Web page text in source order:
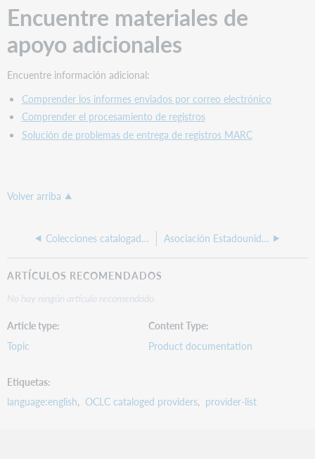
Encuentre materiales de
apoyo adicionales
Encuentre información adicional:
Comprender los informes enviados por correo electrónico
Comprender el procesamiento de registros
Solución de problemas de entrega de registros MARC
Volver arriba
Colecciones catalogadas por OCLC Asociación Estadounidense de Psiquiatría
ARTÍCULOS RECOMENDADOS
No hay ningún artículo recomendado.
Article type
Topic
Content Type
Product documentation
Etiquetas
language:english
OCLC cataloged providers provider-list